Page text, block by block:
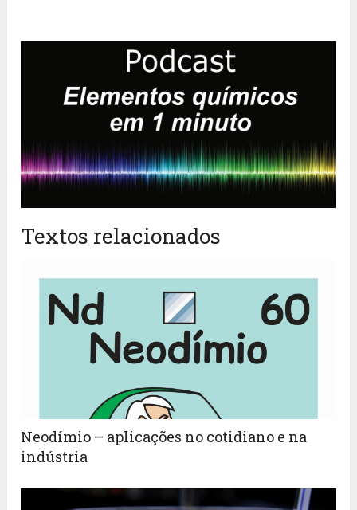
Textos relacionados
Neodímio – aplicações no cotidiano e na
indústria